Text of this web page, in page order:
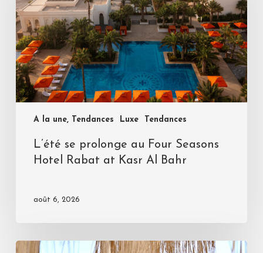
A la une, Tendances Luxe Tendances
L’été se prolonge au Four Seasons
Hotel Rabat at Kasr Al Bahr
août 6, 2026